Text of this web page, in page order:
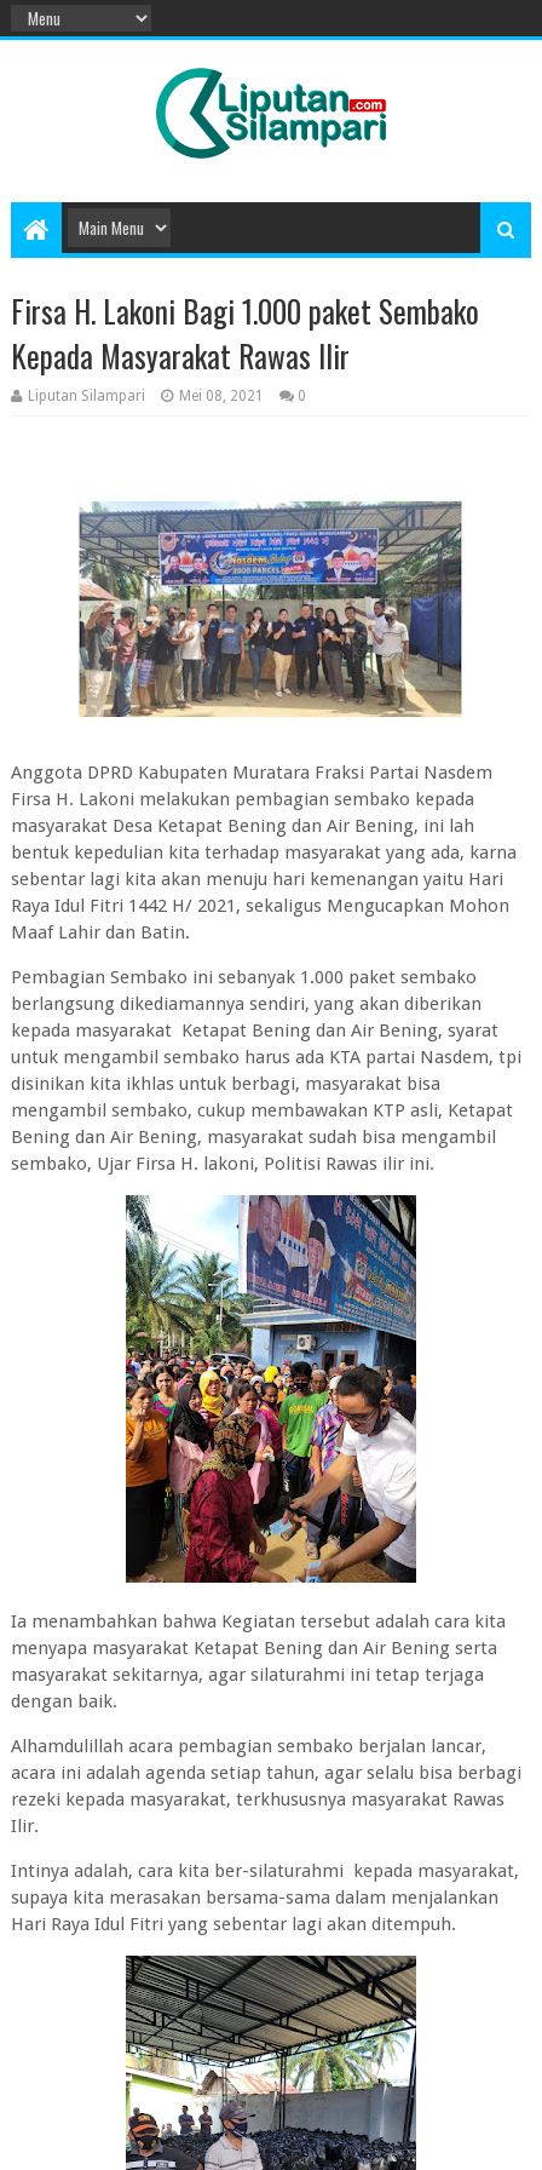
Firsa H. Lakoni Bagi 1.000 paket Sembako
Kepada Masyarakat Rawas Ilir
Liputan Silampari Mei 08, 2021 0
Anggota DPRD Kabupaten Muratara Fraksi Partai Nasdem
Firsa H. Lakoni melakukan pembagian sembako kepada
masyarakat Desa Ketapat Bening dan Air Bening, ini lah
bentuk kepedulian kita terhadap masyarakat yang ada, karna
sebentar lagi kita akan menuju hari kemenangan yaitu Hari
Raya Idul Fitri 1442 H/ 2021, sekaligus Mengucapkan Mohon
Maaf Lahir dan Batin.
Pembagian Sembako ini sebanyak 1.000 paket sembako
berlangsung dikediamannya sendiri, yang akan diberikan
kepada masyarakat Ketapat Bening dan Air Bening, syarat
untuk mengambil sembako harus ada KTA partai Nasdem, tpi
disinikan kita ikhlas untuk berbagi, masyarakat bisa
mengambil sembako, cukup membawakan KTP asli, Ketapat
Bening dan Air Bening, masyarakat sudah bisa mengambil
sembako, Ujar Firsa H. lakoni, Politisi Rawas ilir ini.
Ia menambahkan bahwa Kegiatan tersebut adalah cara kita
menyapa masyarakat Ketapat Bening dan Air Bening serta
masyarakat sekitarnya, agar silaturahmi ini tetap terjaga
dengan baik.
Alhamdulillah acara pembagian sembako berjalan lancar,
acara ini adalah agenda setiap tahun, agar selalu bisa berbagi
rezeki kepada masyarakat, terkhususnya masyarakat Rawas
Ilir.
Intinya adalah, cara kita ber-silaturahmi kepada masyarakat,
supaya kita merasakan bersama-sama dalam menjalankan
Hari Raya Idul Fitri yang sebentar lagi akan ditempuh.